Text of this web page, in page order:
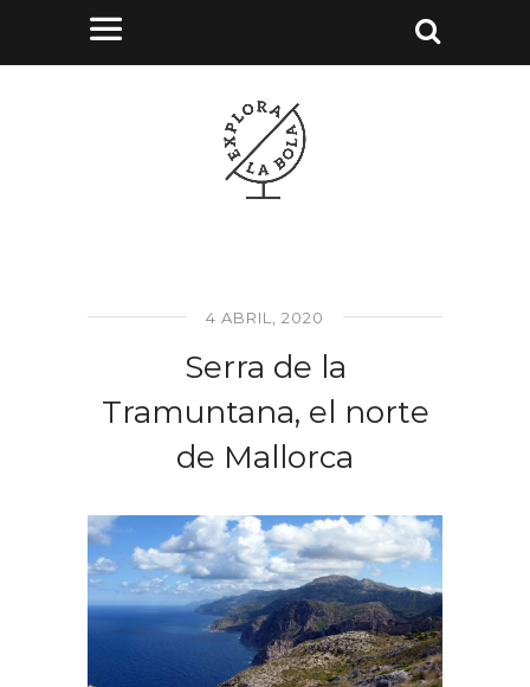
4 ABRIL, 2020
Serra de la
Tramuntana, el norte
de Mallorca